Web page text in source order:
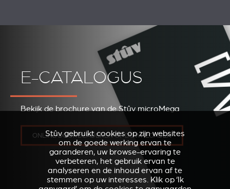
E-CATALOGUS
Bekijk de brochure van de Stûv microMega
ONLINE DOORBLADEREN OF DOWNLOADEN
Stûv gebruikt cookies op zijn websites
om de goede werking ervan te
garanderen, uw browse-ervaring te
verbeteren, het gebruik ervan te
analyseren en de inhoud ervan af te
stemmen op uw interesses. Klik op ‘Ik